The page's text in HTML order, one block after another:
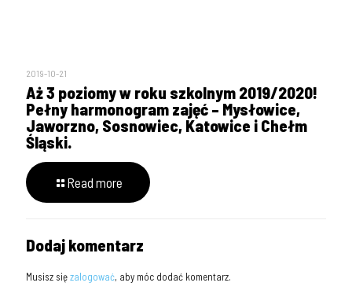
2019-10-21
Aż 3 poziomy w roku szkolnym 2019/2020!
Pełny harmonogram zajęć – Mysłowice,
Jaworzno, Sosnowiec, Katowice i Chełm
Śląski.
Read more
Dodaj komentarz
Musisz sięzalogować, aby móc dodać komentarz.